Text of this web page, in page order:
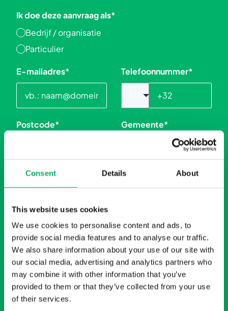
Consent Details About
This website uses cookies
We use cookies to personalise content and ads, to
provide social media features and to analyse our traffic.
We also share information about your use of our site with
our social media, advertising and analytics partners who
may combine it with other information that you’ve
provided to them or that they’ve collected from your use
of their services.
Ik doe deze aanvraag als*
Bedrijf / organisatie
Particulier
E-mailadres* Telefoonnummer*
Postcode* Gemeente*
Land*
OVER JE PROJECT
Wie doet de aanvraag?
*
Lastenboek
beschikbaar?*